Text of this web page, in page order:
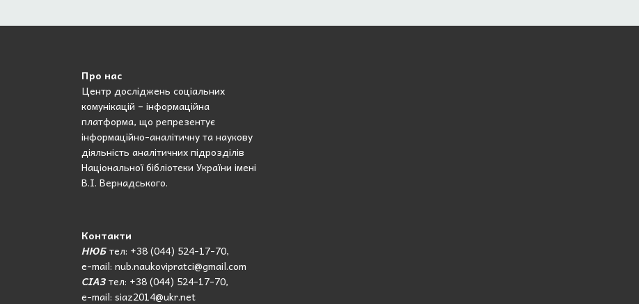
Про нас
Центр досліджень соціальних
комунікацій – інформаційна
платформа, що репрезентує
інформаційно-аналітичну та наукову
діяльність аналітичних підрозділів
Національної бібліотеки України імені
В.І. Вернадського.
Контакти
НЮБтел: +38 (044) 524-17-70,
e-mail: nub.naukovipratci@gmail.com
СІАЗтел: +38 (044) 524-17-70,
e-mail: siaz2014@ukr.net